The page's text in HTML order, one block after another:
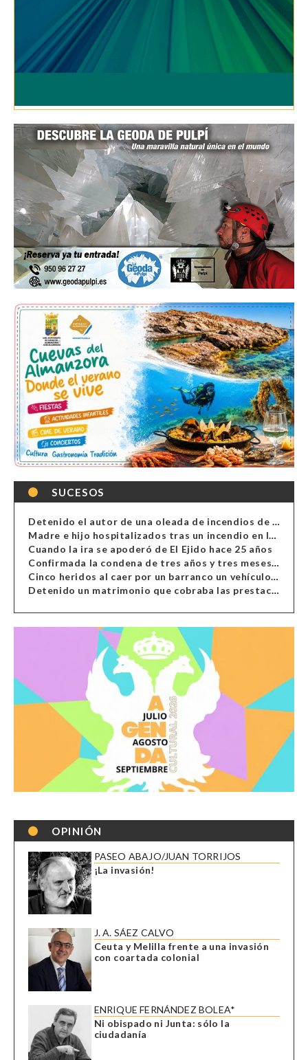
SUCESOS
Detenido el autor de una oleada de incendios de contenedores en Almería
Madre e hijo hospitalizados tras un incendio en la cocina de una vivienda en Almería
Cuando la ira se apoderó de El Ejido hace 25 años
Confirmada la condena de tres años y tres meses al hombre de Antas acusado de xenofobia
Cinco heridos al caer por un barranco un vehículo en Alcolea
Detenido un matrimonio que cobraba las prestaciones de ilegales en Almería, Granada, Málaga, Huelva y Murcia
OPINIÓN
PASEO ABAJO/JUAN TORRIJOS
¡La invasión!
J. A. SÁEZ CALVO
Ceuta y Melilla frente a una invasión
con coartada colonial
ENRIQUE FERNÁNDEZ BOLEA*
Ni obispado ni Junta: sólo la
ciudadanía